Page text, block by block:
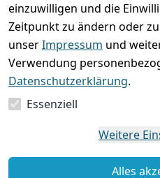
einzuwilligen und die
Zeitpunkt zu ändern oder
unserImpressum und
Verwendung
Datenschutzerklärung.
Essenziell
Weitere
Alles
Batterieentsor
gung
Widerrufsrec
Umtausch /
Reklamation